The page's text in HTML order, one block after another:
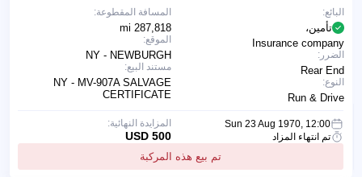
المسافة المقطوعة:
287,818 mi
الموقع:
NY - NEWBURGH
مستند البيع:
NY - MV-907A SALVAGE
CERTIFICATE
البائع:
تأمين،
Insurance company
الضرر:
Rear End
النوع:
Run & Drive
Sun 23 Aug 1970, 12:00
تم انتهاء المزاد
تم بيع هذه المركبة
المزايدة النهائية:
500 USD